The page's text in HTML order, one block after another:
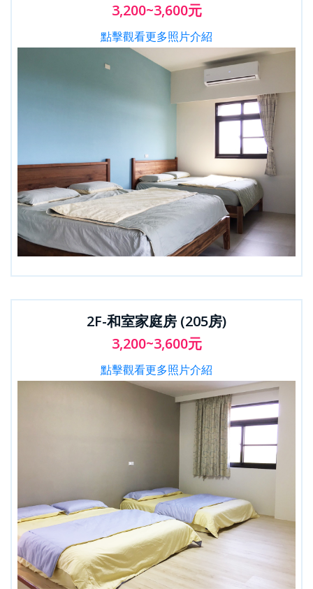
3,200~3,600元
點擊觀看更多照片介紹
2F-和室家庭房 (205房)
3,200~3,600元
點擊觀看更多照片介紹